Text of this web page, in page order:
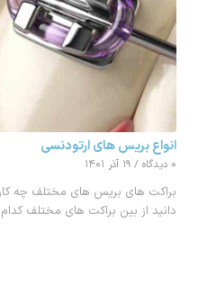
انواع بریس های ارتودنسی
۰ دیدگاه / ۱۹ آذر ۱۴۰۱
براکت های بریس های مختلف چه
دانید از بین براکت های مختلف